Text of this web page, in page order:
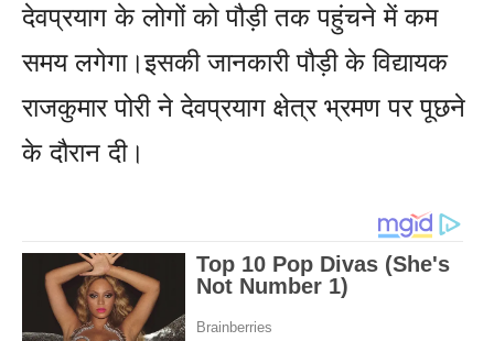
देवप्रयाग के लोगों को पौड़ी तक पहुंचने में कम
समय लगेगा।इसकी जानकारी पौड़ी के विद्यायक
राजकुमार पोरी ने देवप्रयाग क्षेत्र भ्रमण पर पूछने
के दौरान दी।